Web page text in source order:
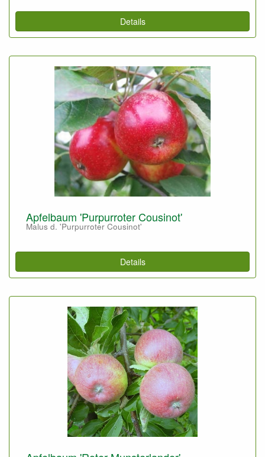
Details
Apfelbaum 'Purpurroter Cousinot'
Malus d. 'Purpurroter Cousinot'
Details